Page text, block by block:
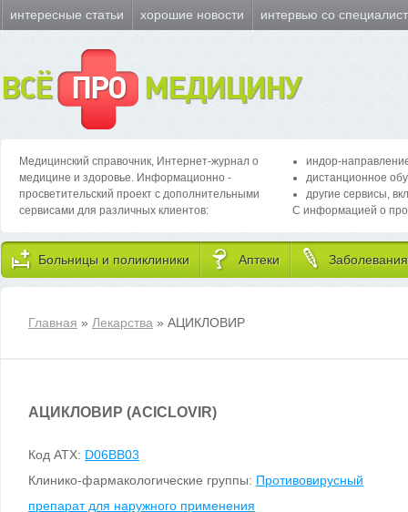
интересные статьи хорошие новости интервью со
ВСЁ ПРО МЕДИЦИНУ
Медицинский справочник, Интернет-журнал о
медицине и здоровье. Информационно -
просветительский проект с дополнительными
сервисами для различных клиентов:
индор-
дистанционное
другие сервисы,
С информацией о
Больницы и поликлиники Аптеки Заболевания
Главная » Лекарства » АЦИКЛОВИР
АЦИКЛОВИР (ACICLOVIR)
Код ATX: D06BB03
Клинико-фармакологические группы: Противовирусный
препарат для наружного применения